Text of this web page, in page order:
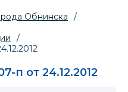
Обнинска
/
/
п от 24.12.2012